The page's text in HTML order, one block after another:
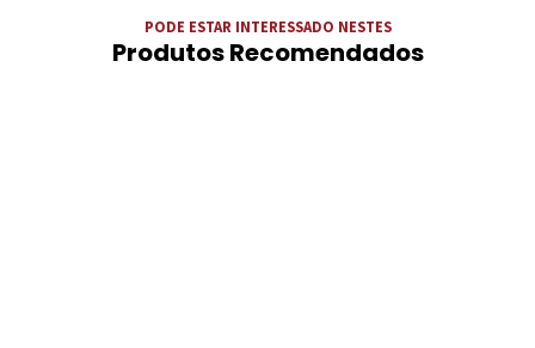
PODE ESTAR INTERESSADO NESTES
Produtos Recomendados